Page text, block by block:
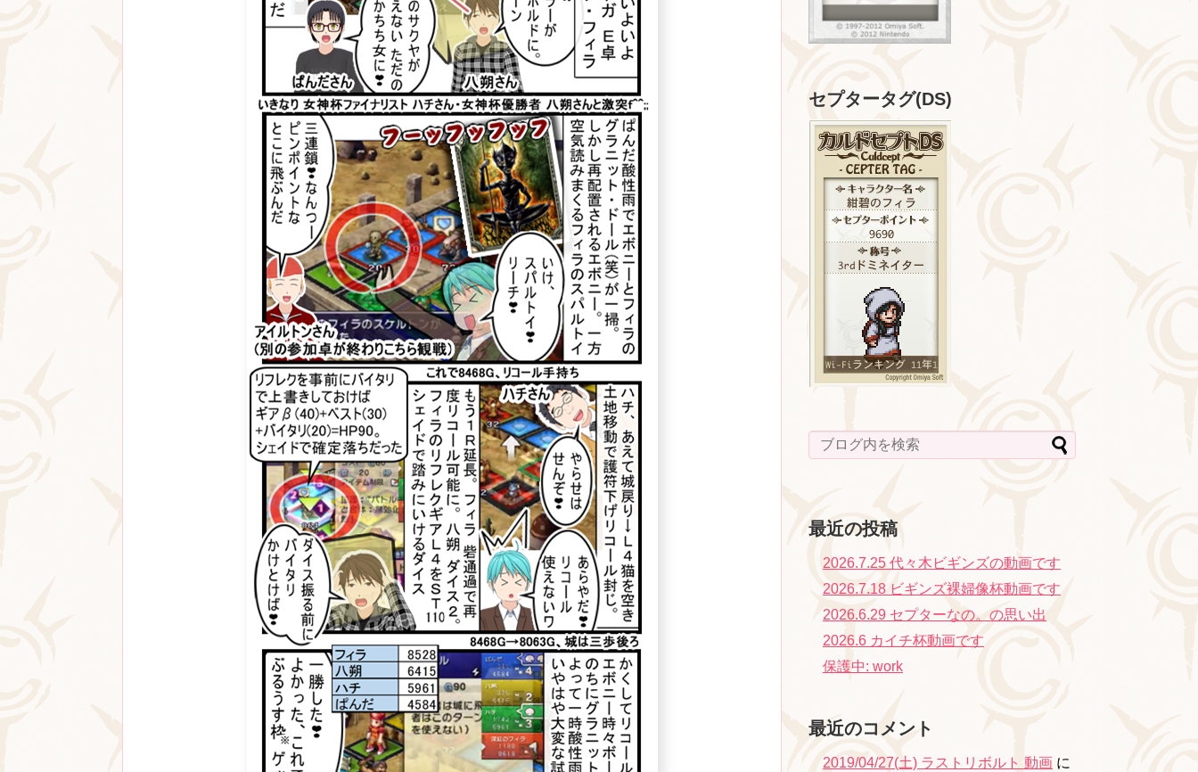
セプタータグ(DS)
最近の投稿
2026.7.25 代々木ビギンズの動画です
2026.7.18 ビギンズ裸婦像杯動画です
2026.6.29 セプターなの。の思い出
2026.6 カイチ杯動画です
保護中: work
最近のコメント
2019/04/27(土) ラストリボルト 動画 に